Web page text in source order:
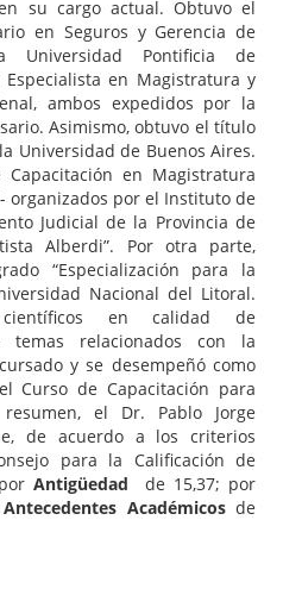
su cargo actual. Obtuvo el
en Seguros y Gerencia de
Universidad Pontificia de
en Magistratura y
ambos expedidos por la
Asimismo, obtuvo el título
Universidad de Buenos Aires.
en Magistratura
organizados por el Instituto de
Judicial de la Provincia de
Alberdi”. Por otra parte,
“Especialización para la
Nacional del Litoral.
en calidad de
temas relacionados con la
y se desempeñó como
Curso de Capacitación para
resumen, el Dr. Pablo Jorge
de acuerdo a los criterios
para la Calificación de
Antigüedad de 15,37; por
Antecedentes Académicosde